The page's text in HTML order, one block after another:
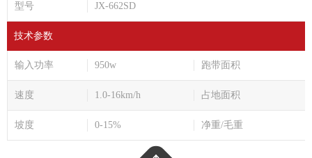
型号 JX-662SD
技术参数
输入功率 950w 跑带面积
速度 1.0-16km/h 占地面积
坡度 0-15% 净重/毛重